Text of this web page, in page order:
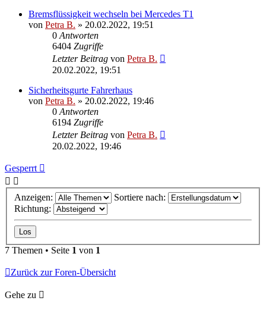
Bremsflüssigkeit wechseln bei Mercedes T1
von Petra B. » 20.02.2022, 19:51
0Antworten
6404 Zugriffe
Letzter Beitrag von Petra B.
20.02.2022, 19:51
Sicherheitsgurte Fahrerhaus
von Petra B. » 20.02.2022, 19:46
0Antworten
6194 Zugriffe
Letzter Beitrag von Petra B.
20.02.2022, 19:46
Gesperrt
Anzeigen:
Sortiere nach:
Richtung:
7 Themen • Seite 1 von 1
Zurück zur Foren-Übersicht
Gehe zu